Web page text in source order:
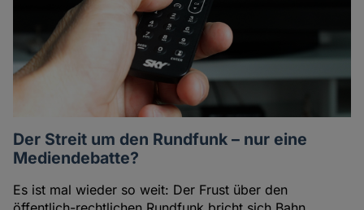
Der Streit um den Rundfunk – nur eine
Mediendebatte?
Es ist mal wieder so weit: Der Frust über den